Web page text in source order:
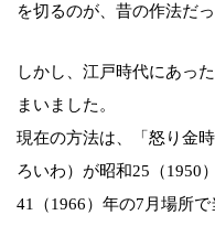
を切るのが、昔の作法だっ
しかし、江戸時代にあっ
まいました。
現在の方法は、「怒り金
ろいわ）が昭和25（1950
41（1966）年の7月場所